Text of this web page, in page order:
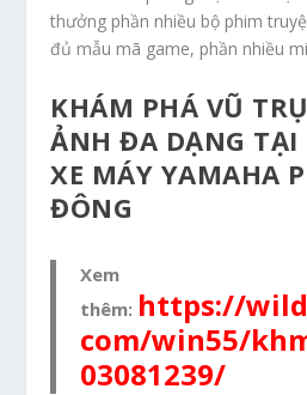
thưởng phần nhiều bộ phim
đủ mẫu mã game, phần nhiều
KHÁM PHÁ VŨ
ẢNH ĐA DẠNG TẠI
XE MÁY YAMAHA
ĐÔNG
Xem
thêm: https://
com/win55/
03081239/